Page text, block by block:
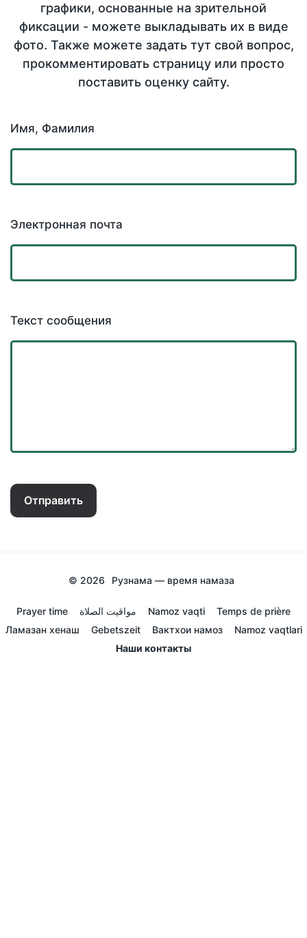
графики, основанные на зрительной
фиксации - можете выкладывать их в виде
фото. Также можете задать тут свой вопрос,
прокомментировать страницу или просто
поставить оценку сайту.
Имя, Фамилия
Электронная почта
Текст сообщения
Отправить
© 2026 Рузнама — время намаза
Prayer time مواقيت الصلاة Namoz vaqti
Temps de prière
Ламазан хенаш
Gebetszeit Вактхои намоз
Namoz vaqtlari
Наши контакты